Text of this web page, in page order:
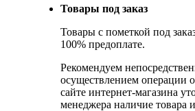
Товары под заказ
Товары с пометкой под
100% предоплате.
Рекомендуем
осуществлением операции
сайте интернет-магазина
менеджера наличие товара